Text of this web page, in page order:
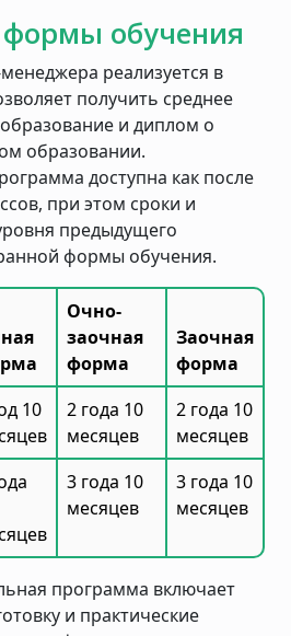
обучения
реализуется в
получить среднее
и диплом о
образовании.
доступна как после
при этом сроки и
предыдущего
формы обучения.
Очно-
заочная
форма
Заочная
форма
10
2 года 10
месяцев
2 года 10
месяцев
3 года 10
месяцев
3 года 10
месяцев
программа включает
и практические